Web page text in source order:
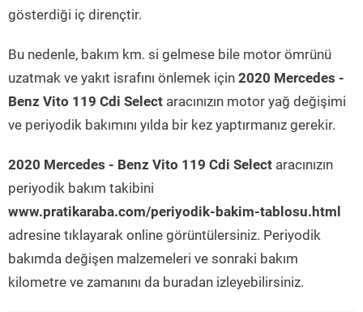
gösterdiği iç dirençtir.
Bu nedenle, bakım km. si gelmese bile motor ömrünü
uzatmak ve yakıt israfını önlemek için 2020 Mercedes -
Benz Vito 119 Cdi Select aracınızın motor yağ değişimi
ve periyodik bakımını yılda bir kez yaptırmanız gerekir.
2020 Mercedes - Benz Vito 119 Cdi Select aracınızın
periyodik bakım takibini
www.pratikaraba.com/periyodik-bakim-tablosu.html
adresine tıklayarak online görüntülersiniz. Periyodik
bakımda değişen malzemeleri ve sonraki bakım
kilometre ve zamanını da buradan izleyebilirsiniz.